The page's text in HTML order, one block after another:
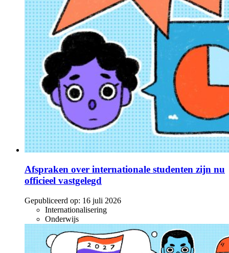
Afspraken over internationale studenten zijn nu
officieel vastgelegd
Gepubliceerd op: 16 juli 2026
Internationalisering
Onderwijs